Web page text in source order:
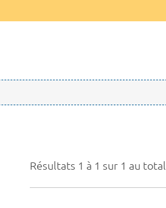
Résultats 1 à 1 sur 1 au total